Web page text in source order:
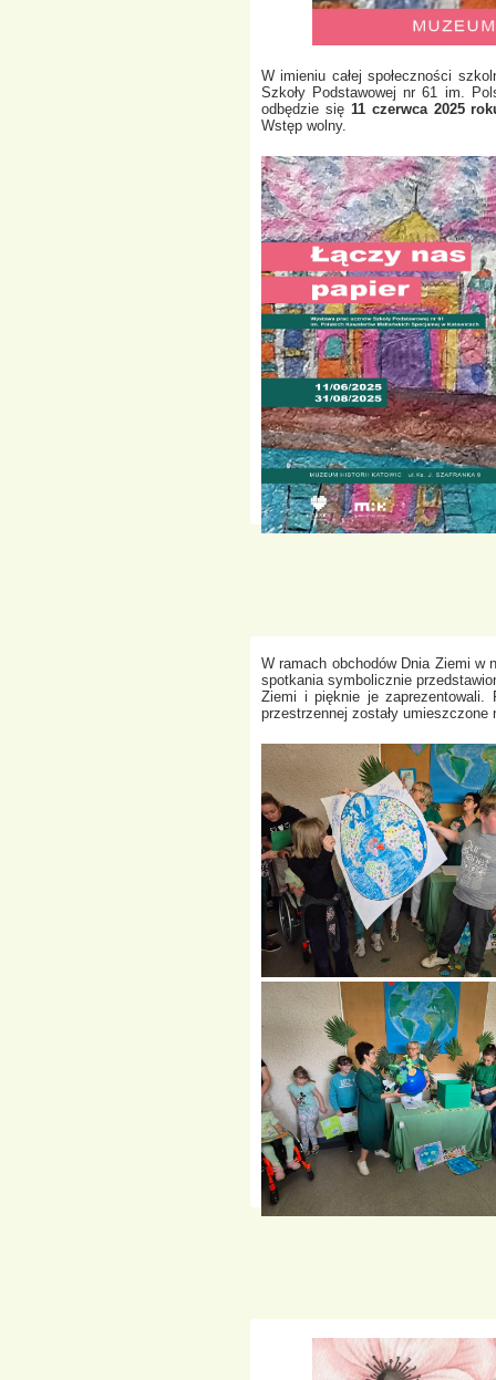
W imieniu całej społeczności
Szkoły Podstawowej nr 61 im.
odbędzie się 11 czerwca 2025
Wstęp wolny.
W ramach obchodów Dnia Ziemi w
spotkania symbolicznie
Ziemi i pięknie je zaprezentowali.
przestrzennej zostały